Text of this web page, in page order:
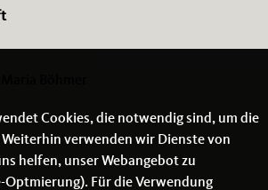
Böhmer
Cookies, die notwendig sind, um die
verwenden wir Dienste von
helfen, unser Webangebot zu
Optmierung). Für die Verwendung